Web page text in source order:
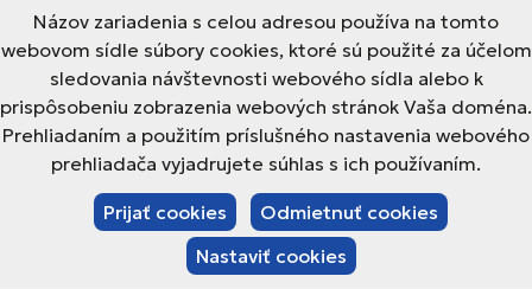
Názov zariadenia s celou adresou používa na tomto
webovom sídle súbory cookies, ktoré sú použité za účelom
sledovania návštevnosti webového sídla alebo k
prispôsobeniu zobrazenia webových stránok Vaša doména.
Prehliadaním a použitím príslušného nastavenia webového
prehliadača vyjadrujete súhlas s ich používaním.
Prijať cookies
Odmietnuť cookies
Nastaviť cookies